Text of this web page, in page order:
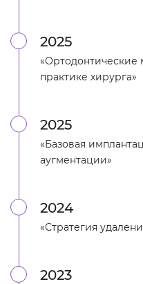
2025
практике хирурга»
2025
«Базовая
аугментации»
2024
«Стратегия
2023